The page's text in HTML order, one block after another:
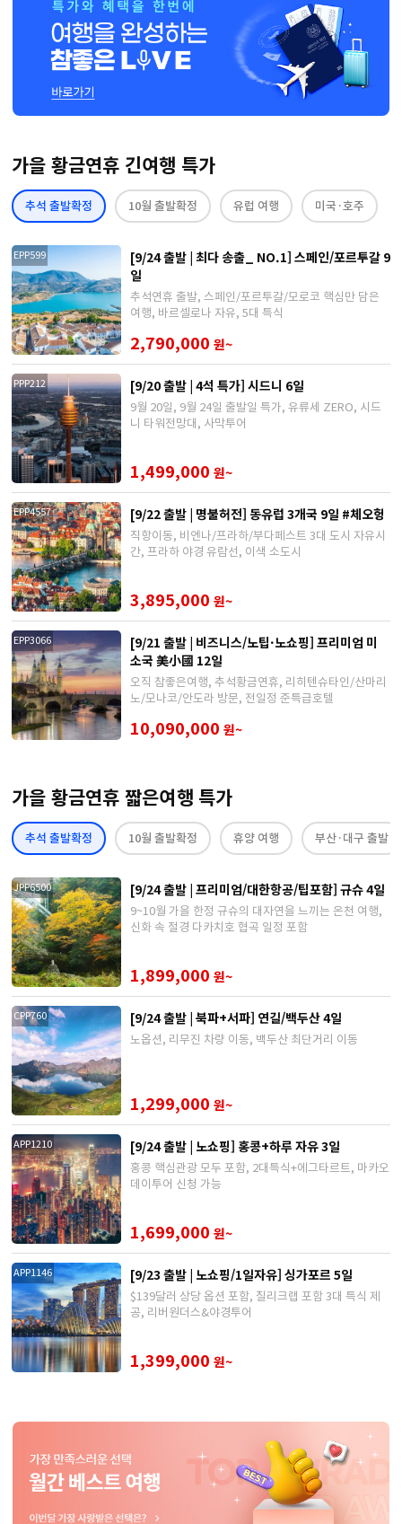
가을 황금연휴 긴여행 특가
추석 출발확정 10월 출발확정 유럽 여행 미국·호주
EPP599
[9/24 출발 | 최다 송출_ NO.1] 스페인/포르투갈 9
일
추석연휴 출발, 스페인/포르투갈/모로코 핵심만 담은
여행, 바르셀로나 자유, 5대 특식
2,790,000 원~
PPP212 [9/20 출발 | 4석 특가] 시드니 6일
9월 20일, 9월 24일 출발일 특가, 유류세 ZERO, 시드
니 타워전망대, 사막투어
1,499,000 원~
EPP4557 [9/22 출발 | 명불허전] 동유럽 3개국 9일 #체오헝
직항이동, 비엔나/프라하/부다페스트 3대 도시 자유시
간, 프라하 야경 유람선, 이색 소도시
3,895,000 원~
EPP3066
[9/21 출발 | 비즈니스/노팁·노쇼핑] 프리미엄 미
소국 美小國 12일
오직 참좋은여행, 추석황금연휴, 리히텐슈타인/산마리
노/모나코/안도라 방문, 전일정 준특급호텔
10,090,000 원~
가을 황금연휴 짧은여행 특가
추석 출발확정 10월 출발확정 휴양 여행 부산·대구 출발
JPP6500 [9/24 출발 | 프리미엄/대한항공/팁포함] 규슈 4일
9~10월 가을 한정 규슈의 대자연을 느끼는 온천 여행,
신화 속 절경 다카치호 협곡 일정 포함
1,899,000 원~
CPP760 [9/24 출발 | 북파+서파] 연길/백두산 4일
노옵션, 리무진 차량 이동, 백두산 최단거리 이동
1,299,000 원~
APP1210 [9/24 출발 | 노쇼핑] 홍콩+하루 자유 3일
홍콩 핵심관광 모두 포함, 2대특식+에그타르트, 마카오
데이투어 신청 가능
1,699,000 원~
APP1146 [9/23 출발 | 노쇼핑/1일자유] 싱가포르 5일
$139달러 상당 옵션 포함, 칠리크랩 포함 3대 특식 제
공, 리버원더스&야경투어
1,399,000 원~